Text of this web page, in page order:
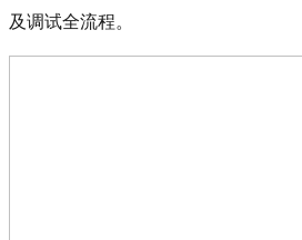
及调试全流程。